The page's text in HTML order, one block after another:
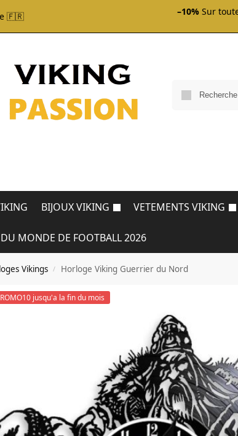
🇫🇷 –10% Sur
BIJOUX VIKING VETEMENTS VIKING
MONDE DE FOOTBALL 2026
Vikings / Horloge Viking Guerrier du Nord
jusqu'a la fin du mois